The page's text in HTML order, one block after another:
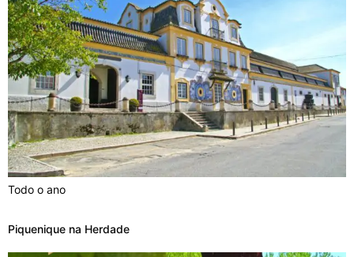
Todo o ano
Piquenique na Herdade